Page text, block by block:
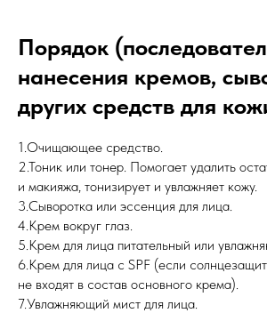
Порядок
нанесения кремов,
других средств для
1.Очищающее средство.
2.Тоник или тонер. Помогает удалить
и макияжа, тонизирует и увлажняет кожу.
3.Сыворотка или эссенция для лица.
4.Крем вокруг глаз.
5.Крем для лица питательный или
6.Крем для лица с SPF (если
не входят в состав основного крема).
7.Увлажняющий мист для лица.